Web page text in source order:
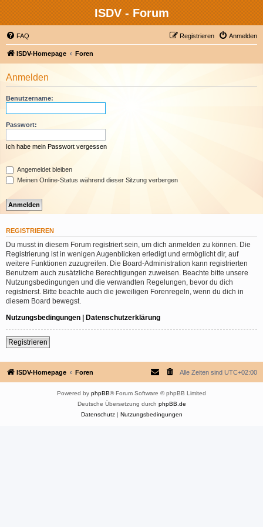
ISDV - Forum
FAQ Anmelden
Registrieren
ISDV-Homepage Foren
Anmelden
Benutzername:
Passwort:
Ich habe mein Passwort vergessen
Angemeldet bleiben
Meinen Online-Status während dieser Sitzung verbergen
REGISTRIEREN
Du musst in diesem Forum registriert sein, um dich anmelden zu können. Die
Registrierung ist in wenigen Augenblicken erledigt und ermöglicht dir, auf
weitere Funktionen zuzugreifen. Die Board-Administration kann registrierten
Benutzern auch zusätzliche Berechtigungen zuweisen. Beachte bitte unsere
Nutzungsbedingungen und die verwandten Regelungen, bevor du dich
registrierst. Bitte beachte auch die jeweiligen Forenregeln, wenn du dich in
diesem Board bewegst.
Nutzungsbedingungen | Datenschutzerklärung
Registrieren
ISDV-Homepage Foren Alle Zeiten sind UTC+02:00
Powered by phpBB® Forum Software © phpBB Limited
Deutsche Übersetzung durch phpBB.de
Datenschutz| Nutzungsbedingungen